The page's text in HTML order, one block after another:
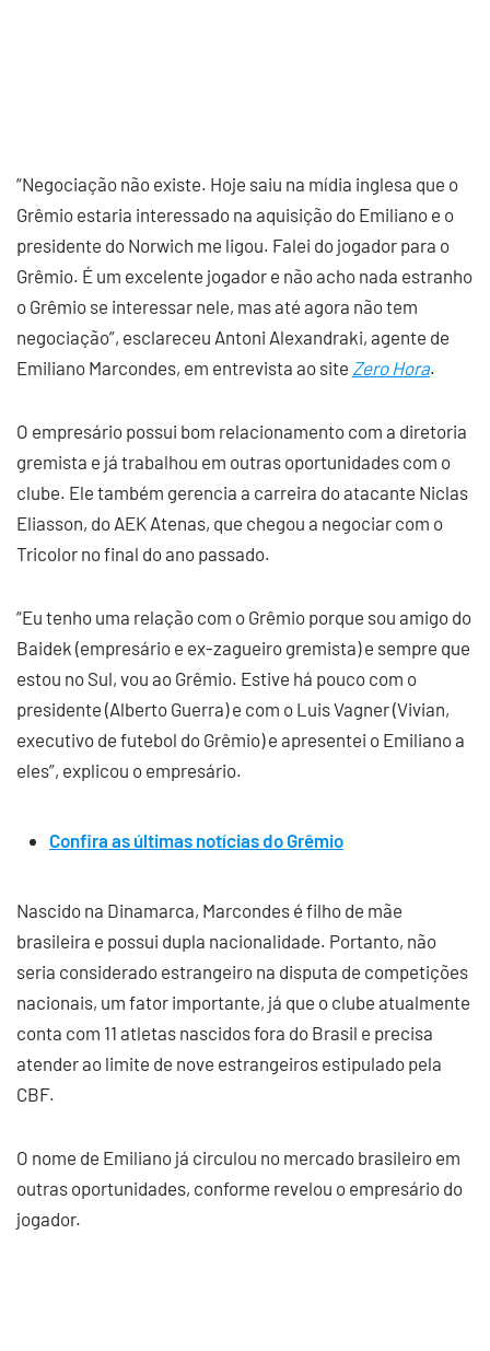
“Negociação não existe. Hoje saiu na mídia inglesa que o
Grêmio estaria interessado na aquisição do Emiliano e o
presidente do Norwich me ligou. Falei do jogador para o
Grêmio. É um excelente jogador e não acho nada estranho
o Grêmio se interessar nele, mas até agora não tem
negociação”, esclareceu Antoni Alexandraki, agente de
Emiliano Marcondes, em entrevista ao site Zero Hora.
O empresário possui bom relacionamento com a diretoria
gremista e já trabalhou em outras oportunidades com o
clube. Ele também gerencia a carreira do atacante Niclas
Eliasson, do AEK Atenas, que chegou a negociar com o
Tricolor no final do ano passado.
“Eu tenho uma relação com o Grêmio porque sou amigo do
Baidek (empresário e ex-zagueiro gremista) e sempre que
estou no Sul, vou ao Grêmio. Estive há pouco com o
presidente (Alberto Guerra) e com o Luis Vagner (Vivian,
executivo de futebol do Grêmio) e apresentei o Emiliano a
eles”, explicou o empresário.
Confira as últimas notícias do Grêmio
Nascido na Dinamarca, Marcondes é filho de mãe
brasileira e possui dupla nacionalidade. Portanto, não
seria considerado estrangeiro na disputa de competições
nacionais, um fator importante, já que o clube atualmente
conta com 11 atletas nascidos fora do Brasil e precisa
atender ao limite de nove estrangeiros estipulado pela
CBF.
O nome de Emiliano já circulou no mercado brasileiro em
outras oportunidades, conforme revelou o empresário do
jogador.